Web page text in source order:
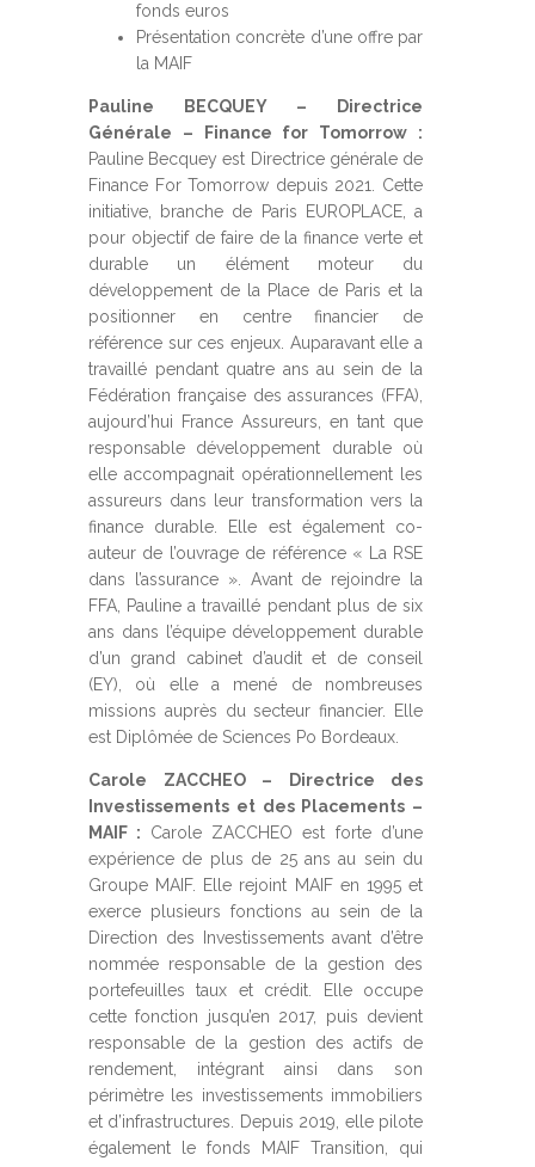
fonds euros
Présentation concrète d’une offre par
la MAIF
Pauline BECQUEY – Directrice
Générale – Finance for Tomorrow :
Pauline Becquey est Directrice générale de
Finance For Tomorrow depuis 2021. Cette
initiative, branche de Paris EUROPLACE, a
pour objectif de faire de la finance verte et
durable un élément moteur du
développement de la Place de Paris et la
positionner en centre financier de
référence sur ces enjeux. Auparavant elle a
travaillé pendant quatre ans au sein de la
Fédération française des assurances (FFA),
aujourd’hui France Assureurs, en tant que
responsable développement durable où
elle accompagnait opérationnellement les
assureurs dans leur transformation vers la
finance durable. Elle est également co-
auteur de l’ouvrage de référence « La RSE
dans l’assurance ». Avant de rejoindre la
FFA, Pauline a travaillé pendant plus de six
ans dans l’équipe développement durable
d’un grand cabinet d’audit et de conseil
(EY), où elle a mené de nombreuses
missions auprès du secteur financier. Elle
est Diplômée de Sciences Po Bordeaux.
Carole ZACCHEO – Directrice des
Investissements et des Placements –
MAIF : Carole ZACCHEO est forte d’une
expérience de plus de 25 ans au sein du
Groupe MAIF. Elle rejoint MAIF en 1995 et
exerce plusieurs fonctions au sein de la
Direction des Investissements avant d’être
nommée responsable de la gestion des
portefeuilles taux et crédit. Elle occupe
cette fonction jusqu’en 2017, puis devient
responsable de la gestion des actifs de
rendement, intégrant ainsi dans son
périmètre les investissements immobiliers
et d’infrastructures. Depuis 2019, elle pilote
également le fonds MAIF Transition, qui